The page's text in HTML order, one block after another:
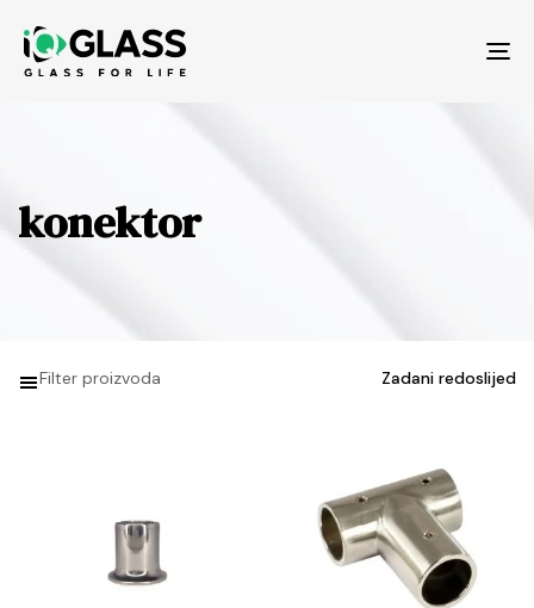
konektor
Filter proizvoda